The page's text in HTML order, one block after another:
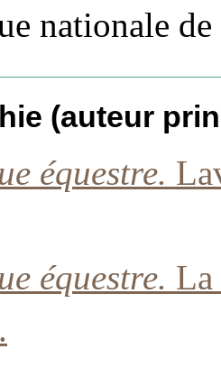
nationale de
(auteur
équestre.
équestre. La